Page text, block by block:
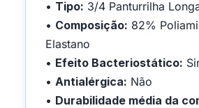
• Tipo: 3/4 Panturrilha
• Composição: 82%
Elastano
• Efeito Bacteriostático:
• Antialérgica: Não
• Durabilidade média da